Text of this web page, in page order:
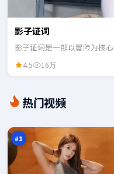
影子证词
影子证词是一部以冒险为核
4.5 16万
热门视频
#1
虹
谎
之
城
98